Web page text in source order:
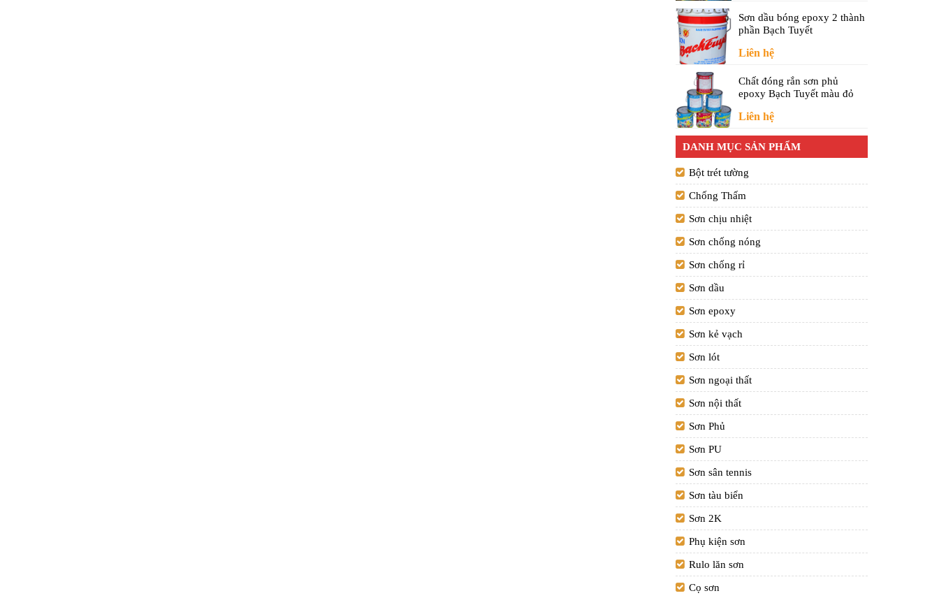
Sơn dầu bóng epoxy 2 thành
phần Bạch Tuyết
Liên hệ
Chất đóng rắn sơn phủ
epoxy Bạch Tuyết màu đỏ
Liên hệ
DANH MỤC SẢN PHẨM
Bột trét tường
Chống Thấm
Sơn chịu nhiệt
Sơn chống nóng
Sơn chống rỉ
Sơn dầu
Sơn epoxy
Sơn kẻ vạch
Sơn lót
Sơn ngoại thất
Sơn nội thất
Sơn Phủ
Sơn PU
Sơn sân tennis
Sơn tàu biển
Sơn 2K
Phụ kiện sơn
Rulo lăn sơn
Cọ sơn